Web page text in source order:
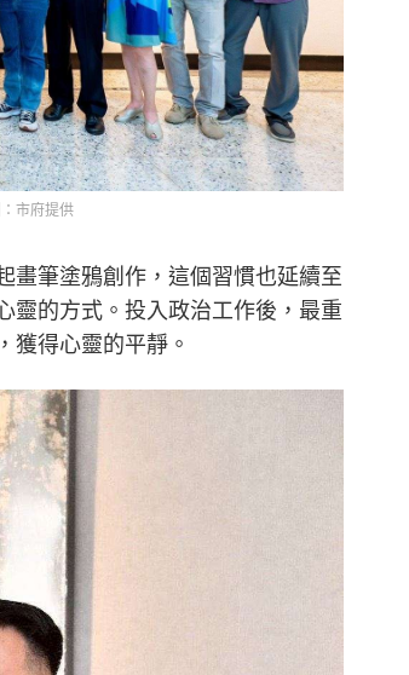
市府提供
畫筆塗鴉創作，這個習慣也延續至
靈的方式。投入政治工作後，最重
獲得心靈的平靜。